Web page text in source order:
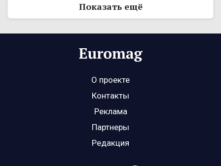
Показать ещё
О проекте
Контакты
Реклама
Партнеры
Редакция